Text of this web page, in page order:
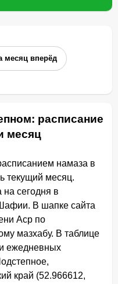
месяц вперёд
расписание
месяц
намаза в
текущий месяц.
на сегодня в
В шапке сайта
Аср по
мазхабу. В таблице
ежедневных
край (52.966612,